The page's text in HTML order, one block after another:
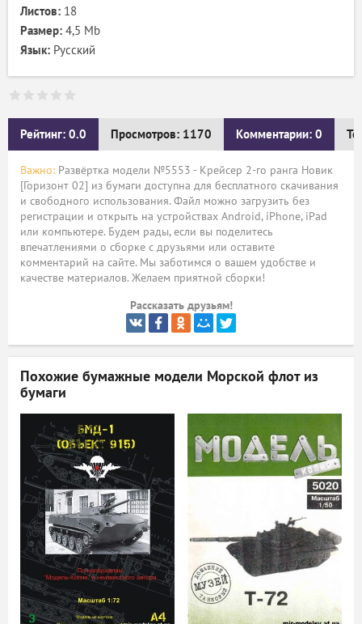
Листов: 18
Размер: 4,5 Mb
Язык: Русский
Рейтинг: 0.0 Просмотров: 1170 Комментарии: 0
Важно: Развёртка модели №5553 - Крейсер 2-го ранга Новик
[Горизонт 02] из бумаги доступна для бесплатного скачивания
и свободного использования. Файл можно загрузить без
регистрации и открыть на устройствах Android, iPhone, iPad
или компьютере. Будем рады, если вы поделитесь
впечатлениями о сборке с друзьями или оставите
комментарий на сайте. Мы заботимся о вашем удобстве и
качестве материалов. Желаем приятной сборки!
Рассказать друзьям!
Похожие бумажные модели Морской флот из
бумаги